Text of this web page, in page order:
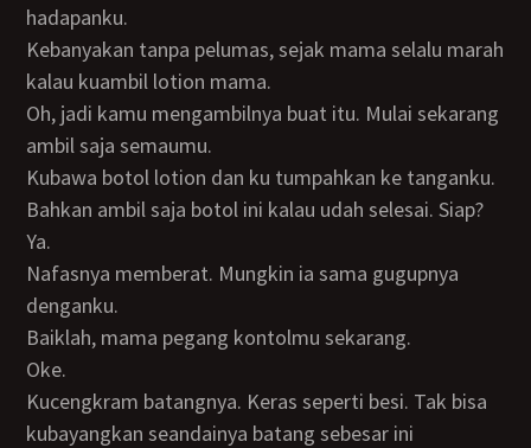
hadapanku.
Kebanyakan tanpa pelumas, sejak mama selalu marah
kalau kuambil lotion mama.
Oh, jadi kamu mengambilnya buat itu. Mulai sekarang
ambil saja semaumu.
Kubawa botol lotion dan ku tumpahkan ke tanganku.
Bahkan ambil saja botol ini kalau udah selesai. Siap?
Ya.
Nafasnya memberat. Mungkin ia sama gugupnya
denganku.
Baiklah, mama pegang kontolmu sekarang.
Oke.
Kucengkram batangnya. Keras seperti besi. Tak bisa
kubayangkan seandainya batang sebesar ini